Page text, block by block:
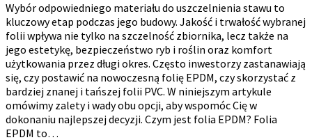
EPDM
czy
folia
PVC
?
Wybór odpowiedniego materiału do uszczelnienia stawu to
kluczowy etap podczas jego budowy. Jakość i trwałość wybranej
folii wpływa nie tylko na szczelność zbiornika, lecz także na
jego estetykę, bezpieczeństwo ryb i roślin oraz komfort
użytkowania przez długi okres. Często inwestorzy zastanawiają
się, czy postawić na nowoczesną folię EPDM, czy skorzystać z
bardziej znanej i tańszej folii PVC. W niniejszym artykule
omówimy zalety i wady obu opcji, aby wspomóc Cię w
dokonaniu najlepszej decyzji. Czym jest folia EPDM? Folia
EPDM to…